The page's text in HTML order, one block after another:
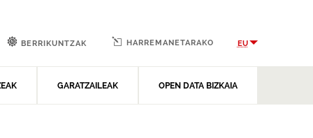
GARATZAILEAK OPEN DATA BIZKAIA
BERRIKUNTZAK HARREMANETARAKO EU